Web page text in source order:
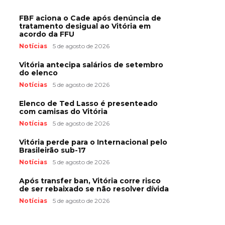
FBF aciona o Cade após denúncia de
tratamento desigual ao Vitória em
acordo da FFU
Notícias 5 de agosto de 2026
Vitória antecipa salários de setembro
do elenco
Notícias 5 de agosto de 2026
Elenco de Ted Lasso é presenteado
com camisas do Vitória
Notícias 5 de agosto de 2026
Vitória perde para o Internacional pelo
Brasileirão sub-17
Notícias 5 de agosto de 2026
Após transfer ban, Vitória corre risco
de ser rebaixado se não resolver dívida
Notícias 5 de agosto de 2026